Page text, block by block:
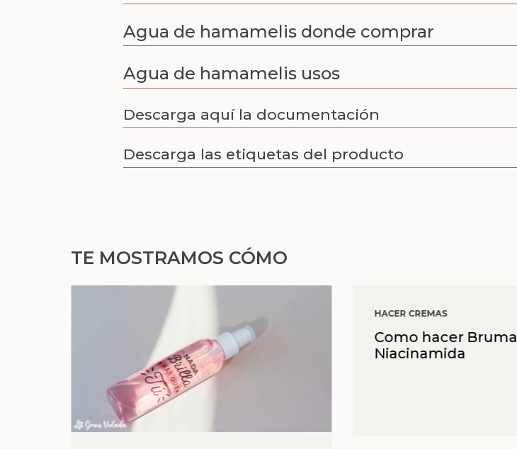
Agua de hamamelis donde comprar
Agua de hamamelis usos
Descarga aquí la documentación
Descarga las etiquetas del producto
TE MOSTRAMOS CÓMO
HACER CREMAS
Como hacer
Niacinamida